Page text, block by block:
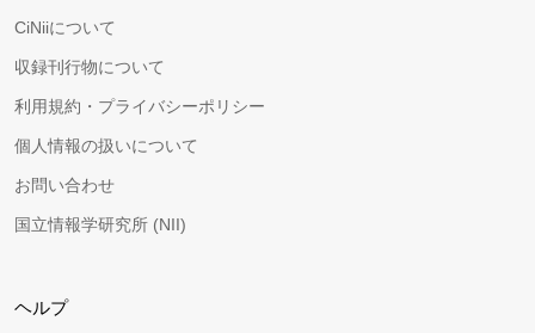
CiNiiについて
収録刊行物について
利用規約・プライバシーポリシー
個人情報の扱いについて
お問い合わせ
国立情報学研究所 (NII)
ヘルプ